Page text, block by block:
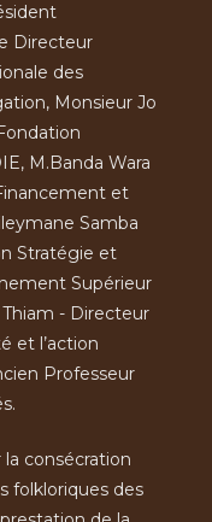
Directeur
des
Monsieur Jo
M.Banda Wara
et
Samba
Stratégie et
Supérieur
- Directeur
et l’action
Professeur
consécration
folkloriques des